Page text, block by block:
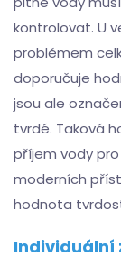
kontrolovat. U
problémem
doporučuje
jsou ale
tvrdé. Taková
příjem vody
moderních
hodnota
Individuální